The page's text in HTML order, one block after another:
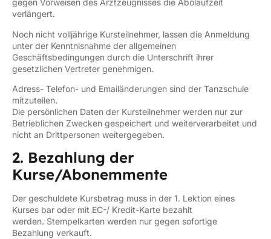
gegen Vorweisen des Arztzeugnisses die Abolaufzeit
verlängert.
Noch nicht volljährige Kursteilnehmer, lassen die Anmeldung
unter der Kenntnisnahme der allgemeinen
Geschäftsbedingungen durch die Unterschrift ihrer
gesetzlichen Vertreter genehmigen.
Adress- Telefon- und Emailänderungen sind der Tanzschule
mitzuteilen.
Die persönlichen Daten der Kursteilnehmer werden nur zur
Betrieblichen Zwecken gespeichert und weiterverarbeitet und
nicht an Drittpersonen weitergegeben.
2. Bezahlung der
Kurse/Abonemmente
Der geschuldete Kursbetrag muss in der 1. Lektion eines
Kurses bar oder mit EC-/ Kredit-Karte bezahlt
werden. Stempelkarten werden nur gegen sofortige
Bezahlung verkauft.